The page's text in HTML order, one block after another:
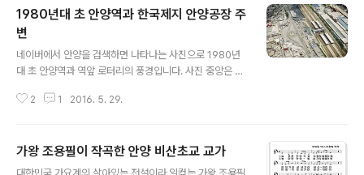
1980년대 초 안양역과 한국제지 안양공장 주
변
네이버에서 안양을 검색하면 나타나는 사진으로 1980년
대 초 안양역과 역앞 로터리의 풍경입니다. 사진 중앙은 안
는 곳이 연탄공장, 안양역 우측에 보이는 곳은 1958년에
탑이 세워진 원형 로터리에서 좌측길(삼원극장 방향) 초입
에는 당시 유명세를 날렸던 대영카바레 건물(현재 짓다만
2 1 2016. 5. 29.
가왕 조용필이 작곡한 안양 비산초교 교가